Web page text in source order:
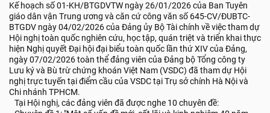
Kế hoạch số 01-KH/BTGDVTW ngày 26/01/2026 của Ban Tuyên
giáo dân vận Trung ương và căn cứ công văn số 645-CV/ĐUBTC-
BTGDV ngày 04/02/2026 của Đảng ủy Bộ Tài chính về việc tham dự
Hội nghị toàn quốc nghiên cứu, học tập, quán triệt và triển khai thực
hiện Nghị quyết Đại hội đại biểu toàn quốc lần thứ XIV của Đảng,
ngày 07/02/2026 toàn thể đảng viên của Đảng bộ Tổng công ty
Lưu ký và Bù trừ chứng khoán Việt Nam (VSDC) đã tham dự Hội
nghị trực tuyến tại điểm cầu của VSDC tại Trụ sở chính Hà Nội và
Chi nhánh TPHCM.
Tại Hội nghị, các đảng viên đã được nghe 10 chuyên đề: